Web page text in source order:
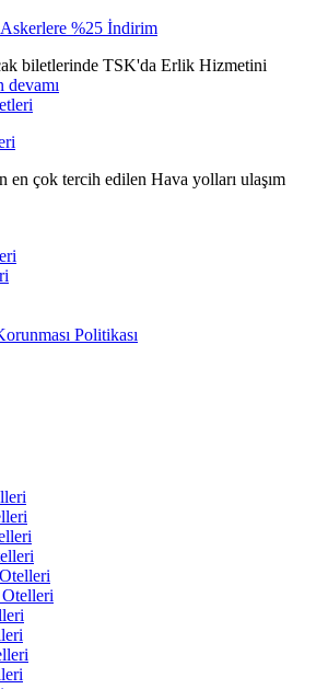
%25 İndirim
biletlerinde TSK'da Erlik Hizmetini
devamı
çok tercih edilen Hava yolları ulaşım
Politikası